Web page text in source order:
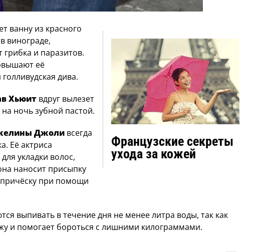
Французские секреты
ухода за кожей
ванну из красного
винограде,
и паразитов.
её
дива.
Хьюит вдруг вылезет
ночь зубной пастой.
Джоли всегда
Её актриса
укладки волос,
наносит присыпку
при помощи
выпивать в течение дня не менее литра воды, так как
и помогает бороться с лишними килограммами.